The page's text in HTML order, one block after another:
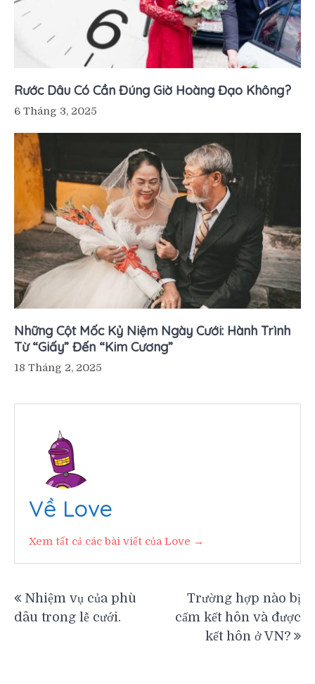
Rước Dâu Có Cần Đúng Giờ Hoàng Đạo Không?
6 Tháng 3, 2025
Những Cột Mốc Kỷ Niệm Ngày Cưới: Hành Trình
Từ “Giấy” Đến “Kim Cương”
18 Tháng 2, 2025
Về Love
Xem tất cả các bài viết của Love →
Điều
Nhiệm vụ của phù
dâu trong lễ cưới.
Trường hợp nào bị
cấm kết hôn và được
kết hôn ở VN?